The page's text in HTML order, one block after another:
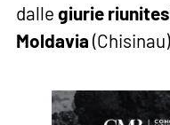
dalle giurie
Moldavia